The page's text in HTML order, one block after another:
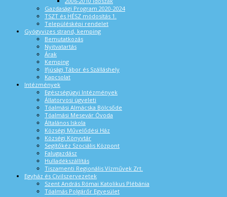
Gazdasági Program 2020-2024
TSZT és HÉSZ módosítás 1.
Településképi rendelet
Gyógyvizes strand, kemping
Bemutatkozás
Nyitvatartás
Árak
Kemping
Ifjúsági Tábor és Szálláshely
Kapcsolat
Intézmények
Egészségügyi Intézmények
Állatorvosi ügyeleti
Tóalmási Almácska Bölcsőde
Tóalmási Mesevár Óvoda
Általános Iskola
Községi Művelődési Ház
Községi Könyvtár
Segítőkéz Szociális Központ
Falugazdász
Hulladékszállítás
Tiszamenti Regionális Vízművek Zrt.
Egyház és Civilszervezetek
Szent András Római Katolikus Plébánia
Tóalmás Polgárőr Egyesület